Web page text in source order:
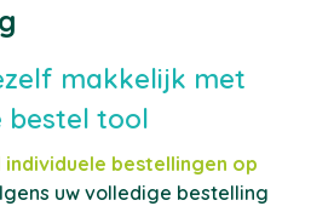
makkelijk met
bestel tool
bestellingen op
uw volledige bestelling